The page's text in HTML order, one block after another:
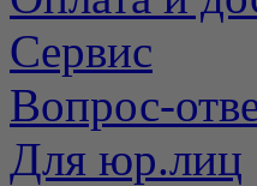
Сервис
Вопрос-
Для юр.лиц